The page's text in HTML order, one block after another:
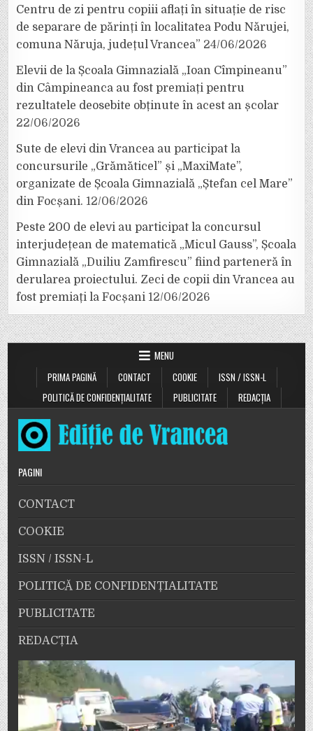
Centru de zi pentru copiii aflați în situație de risc
de separare de părinți în localitatea Podu Nărujei,
comuna Năruja, județul Vrancea” 24/06/2026
Elevii de la Școala Gimnazială „Ioan Cîmpineanu”
din Câmpineanca au fost premiați pentru
rezultatele deosebite obținute în acest an școlar
22/06/2026
Sute de elevi din Vrancea au participat la
concursurile „Grămăticel” și „MaxiMate”,
organizate de Școala Gimnazială „Ștefan cel Mare”
din Focșani. 12/06/2026
Peste 200 de elevi au participat la concursul
interjudețean de matematică „Micul Gauss”, Școala
Gimnazială „Duiliu Zamfirescu” fiind parteneră în
derularea proiectului. Zeci de copii din Vrancea au
fost premiați la Focșani 12/06/2026
MENU
PRIMA PAGINĂ
CONTACT COOKIE
ISSN / ISSN-L
POLITICĂ DE CONFIDENȚIALITATE
PUBLICITATE REDACȚIA
PAGINI
CONTACT
COOKIE
ISSN / ISSN-L
POLITICĂ DE CONFIDENȚIALITATE
PUBLICITATE
REDACȚIA